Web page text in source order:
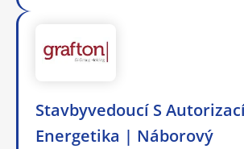
Stavbyvedoucí S
Energetika | Náborový